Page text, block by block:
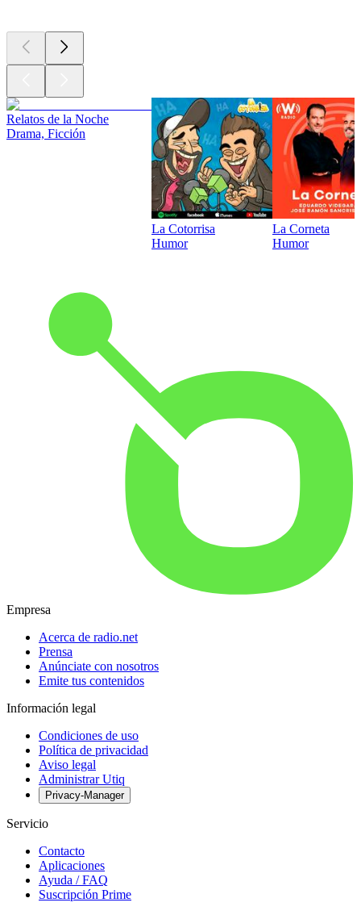
Relatos de la Noche
Drama, Ficción
La Cotorrisa
Humor
La Corneta
Humor
Empresa
Acerca de radio.net
Prensa
Anúnciate con nosotros
Emite tus contenidos
Información legal
Condiciones de uso
Política de privacidad
Aviso legal
Administrar Utiq
Privacy-Manager
Servicio
Contacto
Aplicaciones
Ayuda / FAQ
Suscripción Prime